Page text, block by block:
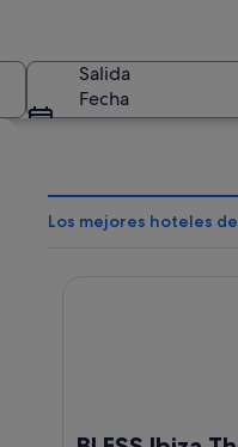
Salida
Fecha
Los mejores hoteles